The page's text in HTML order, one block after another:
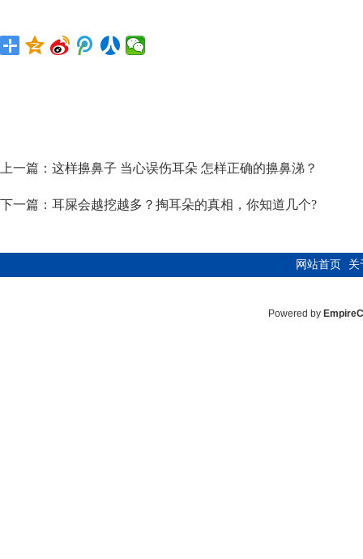
上一篇： 这样擤鼻子 当心误伤耳朵 怎样正确的擤鼻涕？
下一篇： 耳屎会越挖越多？掏耳朵的真相，你知道几个?
网站首页 关
Powered by